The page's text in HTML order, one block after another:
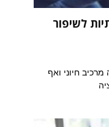
לשיפור
חיוני ואף